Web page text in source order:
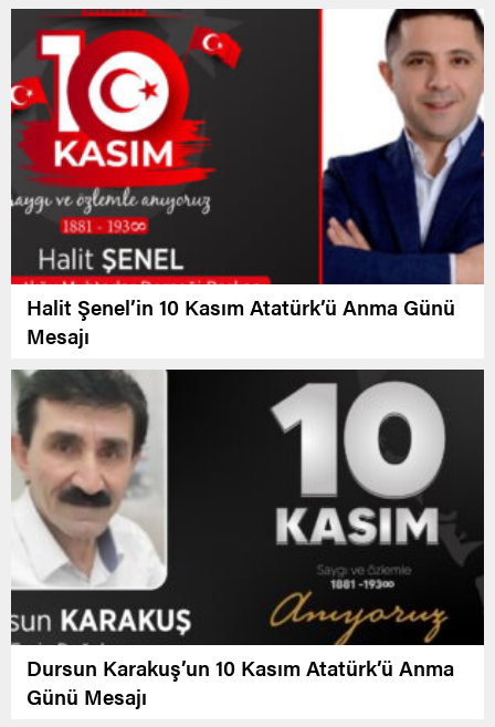
Halit Şenel’in 10 Kasım Atatürk’ü Anma Günü
Mesajı
Dursun Karakuş’un 10 Kasım Atatürk’ü Anma
Günü Mesajı